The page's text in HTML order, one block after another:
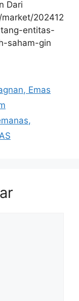
Dari
202412
entitas-
saham-gin
Emas